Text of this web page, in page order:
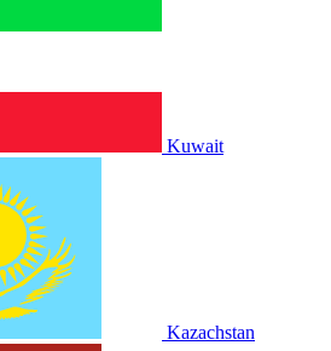
Kuwait
Kazachstan